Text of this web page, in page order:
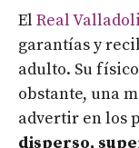
El Real
garantías y
adulto. Su
obstante, una
advertir en los
disperso,